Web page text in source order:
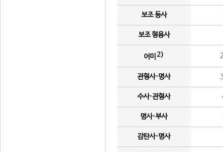
보조 동사
보조 형용사
어미 2)
관형사·명사
수사·관형사
명사·부사
감탄사·명사